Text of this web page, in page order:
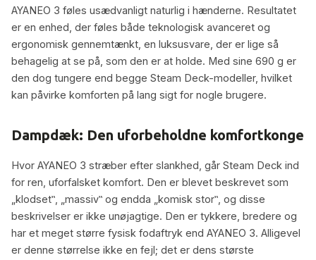
AYANEO 3 føles usædvanligt naturlig i hænderne. Resultatet
er en enhed, der føles både teknologisk avanceret og
ergonomisk gennemtænkt, en luksusvare, der er lige så
behagelig at se på, som den er at holde. Med sine 690 g er
den dog tungere end begge Steam Deck-modeller, hvilket
kan påvirke komforten på lang sigt for nogle brugere.
Dampdæk: Den uforbeholdne komfortkonge
Hvor AYANEO 3 stræber efter slankhed, går Steam Deck ind
for ren, uforfalsket komfort. Den er blevet beskrevet som
„klodset‟, „massiv‟ og endda „komisk stor‟, og disse
beskrivelser er ikke unøjagtige. Den er tykkere, bredere og
har et meget større fysisk fodaftryk end AYANEO 3. Alligevel
er denne størrelse ikke en fejl; det er dens største